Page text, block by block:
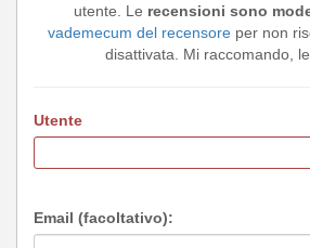
utente. Le recensioni sono
vademecum del recensoreper non
disattivata. Mi raccomando,
Utente
Email (facoltativo):